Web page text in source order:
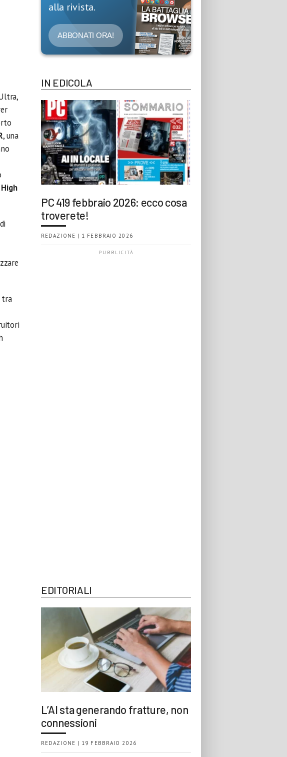
, una
High
tra
alla rivista.
ABBONATI ORA!
IN EDICOLA
PC 419 febbraio 2026: ecco cosa
troverete!
REDAZIONE | 1 FEBBRAIO 2026
EDITORIALI
L’AI sta generando fratture, non
connessioni
REDAZIONE | 19 FEBBRAIO 2026